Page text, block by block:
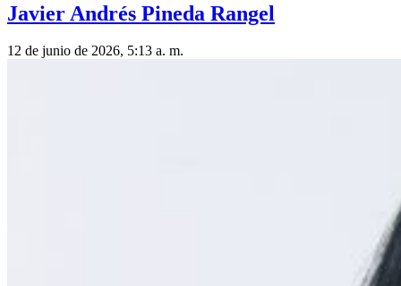
Javier Andrés Pineda Rangel
12 de junio de 2026, 5:13 a. m.